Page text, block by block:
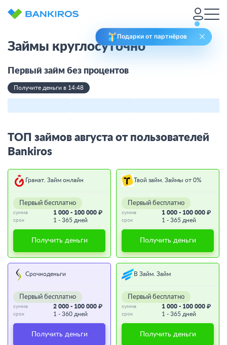
Подарки от партнёров
Займы круглосуточно
Первый займ без процентов
Получите деньги в 14:48
ТОП займов августа от пользователей
Bankiros
Гранат. Займ онлайн
Первый бесплатно
сумма 1 000 - 100 000 ₽
срок 1 - 365 дней
Получить деньги
Твой займ. Займы от 0%
Первый бесплатно
сумма 1 000 - 100 000 ₽
срок 1 - 365 дней
Получить деньги
Срочноденьги
Первый бесплатно
сумма 2 000 - 100 000 ₽
срок 1 - 360 дней
Получить деньги
В Займ. Займ
Первый бесплатно
сумма 1 000 - 100 000 ₽
срок 1 - 365 дней
Получить деньги